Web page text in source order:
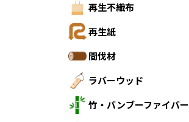
再生不織布
再生紙
間伐材
ラバーウッド
竹・バンブーファイバー